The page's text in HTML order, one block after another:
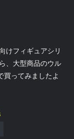
けフィギュアシリ
、大型商品のウル
買ってみましたよ